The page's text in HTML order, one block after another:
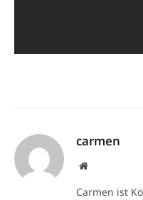
carmen
Website
Carmen ist